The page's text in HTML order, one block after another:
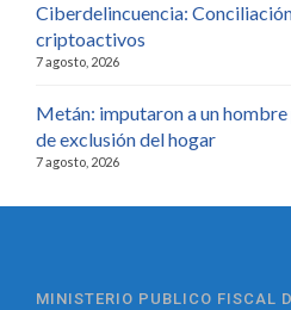
Ciberdelincuencia:
criptoactivos
7 agosto, 2026
Metán: imputaron a un
de exclusión del hogar
7 agosto, 2026
MINISTERIO PUBLICO FISCAL